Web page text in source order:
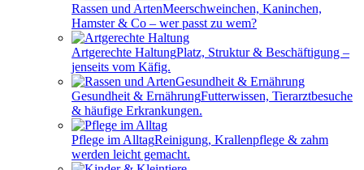
Rassen und ArtenMeerschweinchen, Kaninchen,
Hamster & Co – wer passt zu wem?
Artgerechte HaltungPlatz, Struktur & Beschäftigung –
jenseits vom Käfig.
Gesundheit & ErnährungFutterwissen, Tierarztbesuche
& häufige Erkrankungen.
Pflege im AlltagReinigung, Krallenpflege & zahm
werden leicht gemacht.